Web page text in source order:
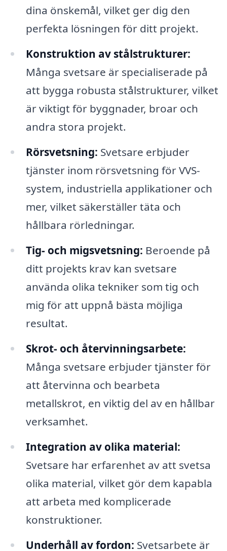
dina önskemål, vilket ger dig den
perfekta lösningen för ditt projekt.
Konstruktion av stålstrukturer:
Många svetsare är specialiserade på
att bygga robusta stålstrukturer, vilket
är viktigt för byggnader, broar och
andra stora projekt.
Rörsvetsning: Svetsare erbjuder
tjänster inom rörsvetsning för VVS-
system, industriella applikationer och
mer, vilket säkerställer täta och
hållbara rörledningar.
Tig- och migsvetsning: Beroende på
ditt projekts krav kan svetsare
använda olika tekniker som tig och
mig för att uppnå bästa möjliga
resultat.
Skrot- och återvinningsarbete:
Många svetsare erbjuder tjänster för
att återvinna och bearbeta
metallskrot, en viktig del av en hållbar
verksamhet.
Integration av olika material:
Svetsare har erfarenhet av att svetsa
olika material, vilket gör dem kapabla
att arbeta med komplicerade
konstruktioner.
Underhåll av fordon: Svetsarbete är